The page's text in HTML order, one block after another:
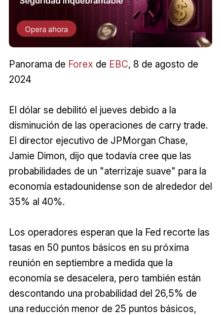
Panorama de Forex de EBC, 8 de agosto de
2024
El dólar se debilitó el jueves debido a la
disminución de las operaciones de carry trade.
El director ejecutivo de JPMorgan Chase,
Jamie Dimon, dijo que todavía cree que las
probabilidades de un "aterrizaje suave" para la
economía estadounidense son de alrededor del
35% al 40%.
Los operadores esperan que la Fed recorte las
tasas en 50 puntos básicos en su próxima
reunión en septiembre a medida que la
economía se desacelera, pero también están
descontando una probabilidad del 26,5% de
una reducción menor de 25 puntos básicos,